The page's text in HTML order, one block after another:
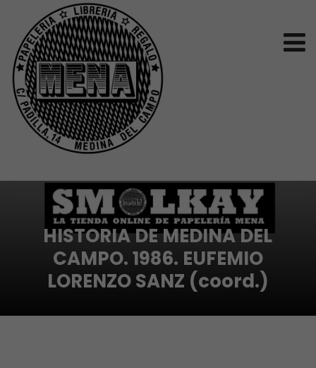
HISTORIA DE MEDINA DEL
CAMPO. 1986. EUFEMIO
LORENZO SANZ (coord.)